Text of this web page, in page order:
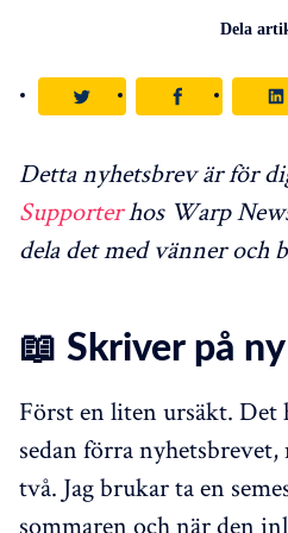
Dela
Detta nyhetsbrev är för
Supporterhos Warp
dela det med vänner och
📖 Skriver på
Först en liten ursäkt.
sedan förra
två. Jag brukar ta en
sommaren och när den